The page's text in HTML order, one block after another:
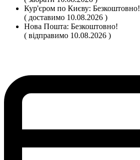
Кур'єром по Києву: Безкоштовно!
( доставимо 10.08.2026 )
Нова Пошта: Безкоштовно!
( відправимо 10.08.2026 )